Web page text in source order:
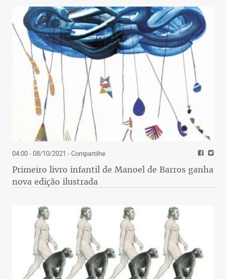
04:00 - 08/10/2021 - Compartilhe
Primeiro livro infantil de Manoel de Barros ganha
nova edição ilustrada